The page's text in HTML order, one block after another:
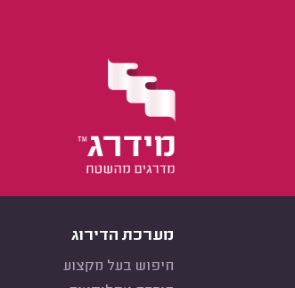
מערכת הדירוג
חיפוש בעל מקצוע